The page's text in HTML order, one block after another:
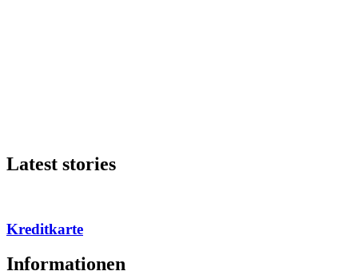
Latest stories
Kreditkarte
Informationen